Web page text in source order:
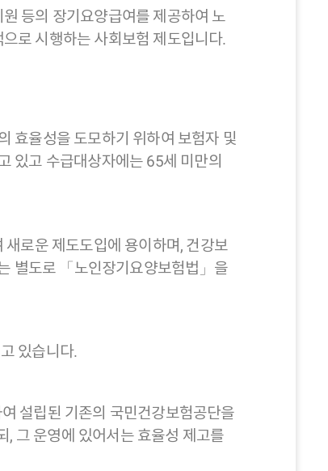
등의 장기요양급여를 제공하여 노
로 시행하는 사회보험 제도입니다.
효율성을 도모하기 위하여 보험자 및
있고 수급대상자에는 65세 미만의
로운 제도도입에 용이하며, 건강보
별도로 「노인장기요양보험법」을
있습니다.
설립된 기존의 국민건강보험공단을
, 그 운영에 있어서는 효율성 제고를